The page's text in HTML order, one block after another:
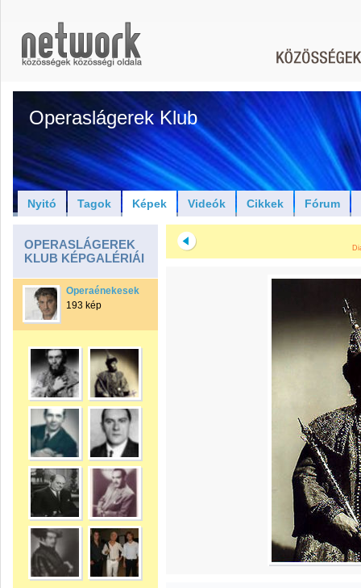
Operaslágerek Klub
Nyitó Tagok Képek Videók Cikkek Fórum
OPERASLÁGEREK
KLUB KÉPGALÉRIÁI
Operaénekesek
193 kép